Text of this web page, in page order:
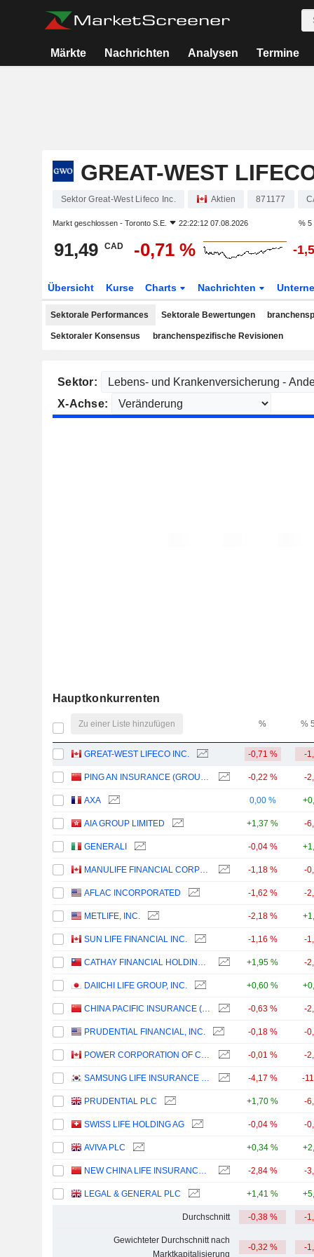
Märkte Nachrichten Analysen Termine
GREAT-WEST
Sektor Great-West Lifeco Inc. Aktien 871177
Markt geschlossen - Toronto S.E. 22:22:12 07.08.2026 % 5
91,49 CAD -0,71 % -
Übersicht Kurse Charts Nachrichten
Sektorale Performances Sektorale Bewertungen
Sektoraler Konsensus branchenspezifische Revisionen
Sektor:
X-Achse:
Hauptkonkurrenten
Zu einer Liste hinzufügen % %
GREAT-WEST LIFECO INC. -0,71 % -
PING AN INSURANCE (GROUP) COMPANY OF CHINA, LTD. -0,22 % -
AXA 0,00 %
AIA GROUP LIMITED +1,37 % -
GENERALI -0,04 %
MANULIFE FINANCIAL CORPORATION -1,18 % -
AFLAC INCORPORATED -1,62 % -
METLIFE, INC. -2,18 %
SUN LIFE FINANCIAL INC. -1,16 % -
CATHAY FINANCIAL HOLDING CO., LTD. +1,95 % -
DAIICHI LIFE GROUP, INC. +0,60 %
CHINA PACIFIC INSURANCE (GROUP) CO., LTD. -0,63 % -
PRUDENTIAL FINANCIAL, INC. -0,18 % -
POWER CORPORATION OF CANADA -0,01 % -
SAMSUNG LIFE INSURANCE CO., LTD. -4,17 % -
PRUDENTIAL PLC +1,70 % -
SWISS LIFE HOLDING AG -0,04 % -
AVIVA PLC +0,34 %
NEW CHINA LIFE INSURANCE COMPANY LTD. -2,84 % -
LEGAL & GENERAL PLC +1,41 %
Durchschnitt -0,38 % -
Gewichteter Durchschnitt nach
Marktkapitalisierung
-0,32 % -